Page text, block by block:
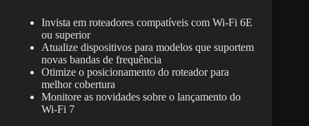
Invista em roteadores compatíveis com Wi-Fi 6E
ou superior
Atualize dispositivos para modelos que suportem
novas bandas de frequência
Otimize o posicionamento do roteador para
melhor cobertura
Monitore as novidades sobre o lançamento do
Wi-Fi 7